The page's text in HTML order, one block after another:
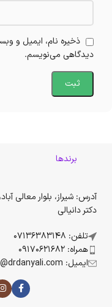
ذخیره نام، ایمیل و
دیدگاهی می‌نویسم.
برندها
آدرس: شیراز، بلوار معالی
دکتر دانیالی
تلفن: 07136383148
همراه: 09170621682
ایمیل: info@drdanyali.com